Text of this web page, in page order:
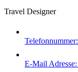
Travel Designer
Telefonnummer:
E-Mail Adresse: